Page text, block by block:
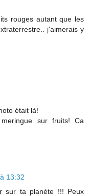
rouges autant que les
j'aimerais y
était là!
sur fruits! Ca
13:32
sur ta planète !!! Peux